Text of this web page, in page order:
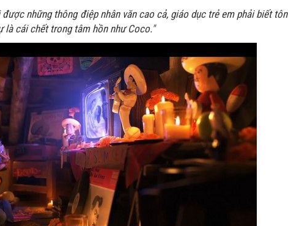
những thông điệp nhân văn cao cả, giáo dục trẻ em phải biết tôn
cái chết trong tâm hồn như Coco."